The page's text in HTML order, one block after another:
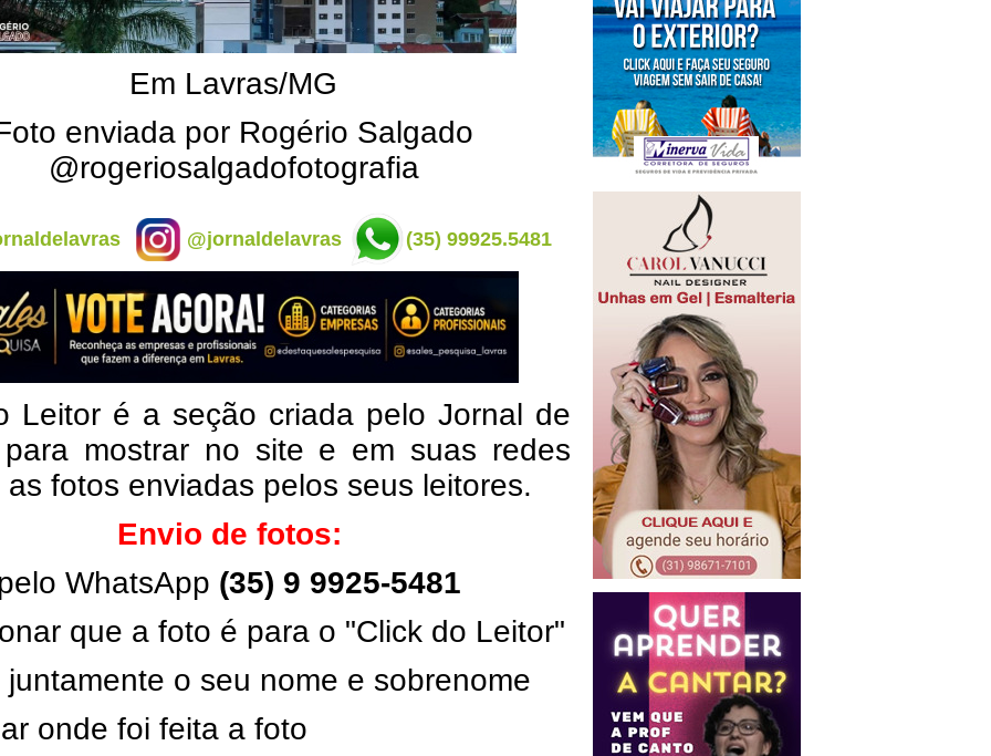
Em Lavras/MG
enviada por Rogério Salgado
@rogeriosalgadofotografia
@jornaldelavras (35) 99925.5481
Leitor é a seção criada pelo Jornal de
mostrar no site e em suas redes
as fotos enviadas pelos seus leitores.
Envio de fotos:
WhatsApp (35) 9 9925-5481
que a foto é para o "Click do Leitor"
juntamente o seu nome e sobrenome
onde foi feita a foto